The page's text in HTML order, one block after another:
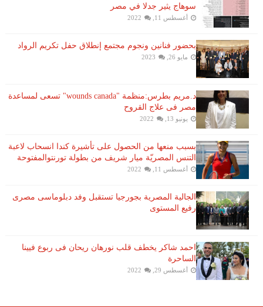
سوهاج يثير جدلا في مصر
أغسطس 11, 2022
بحضور فنانين ونجوم مجتمع إنطلاق حفل تكريم الرواد
مايو 26, 2023
د.مريم بطرس:منظمة "wounds canada" تسعى لمساعدة
مصر فى علاج القروح
يونيو 13, 2022
بسبب منعها من الحصول على تأشيرة كندا انسحاب لاعبة ​
التنس​ المصريّة ​ميار شريف​ من بطولة ​تورنتو​المفتوحة
أغسطس 11, 2022
الجالية المصرية بجورجيا تستقبل وفد دبلوماسى مصرى
رفيع المستوى
احمد شاكر يخطف قلب نورهان ريحان فى ربوع فيينا
الساحرة
أغسطس 29, 2022